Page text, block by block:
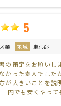
5
業 地域 東京都
の策定をお願いし
かった素人でした
が大きいことを説
円でも安くやって